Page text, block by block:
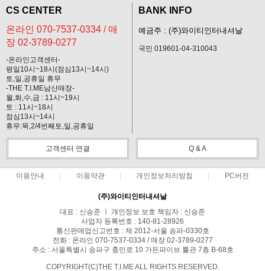
CS CENTER
온라인 070-7537-0334 / 매
장 02-3789-0277
-온라인고객센터-
평일10시~18시(점심13시~14시)
토,일,공휴일 휴무
-THE T.I.ME남산매장-
월,화,수,금 : 11시~19시
토 : 11시~18시
점심13시~14시
휴무:목,2/4번째토,일,공휴일
BANK INFO
예금주 : (주)와이티인터내셔날
국민 019601-04-310043
고객센터 연결 Q & A
이용안내 이용약관 개인정보처리방침 PC버전
(주)와이티인터내셔날
대표 : 신승준 ㅣ 개인정보 보호 책임자 : 신승준
사업자 등록번호 : 140-81-28926
통신판매업신고번호 : 제 2012-서울 송파-0330호
전화 : 온라인 070-7537-0334 / 매장 02-3789-0277
주소 : 서울특별시 송파구 충민로 10 가든파이브 툴관 7층 B-68호
COPYRIGHT(C)THE T.I.ME ALL RIGHTS RESERVED.